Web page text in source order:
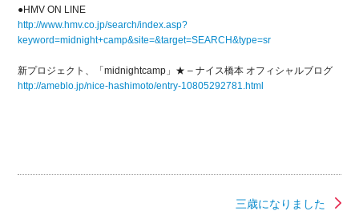
●HMV ON LINE
http://www.hmv.co.jp/search/index.asp?
keyword=midnight+camp&site=&target=SEARCH&type=sr
新プロジェクト、「midnightcamp」★ – ナイス橋本 オフィシャルブログ
http://ameblo.jp/nice-hashimoto/entry-10805292781.html
三歳になりました